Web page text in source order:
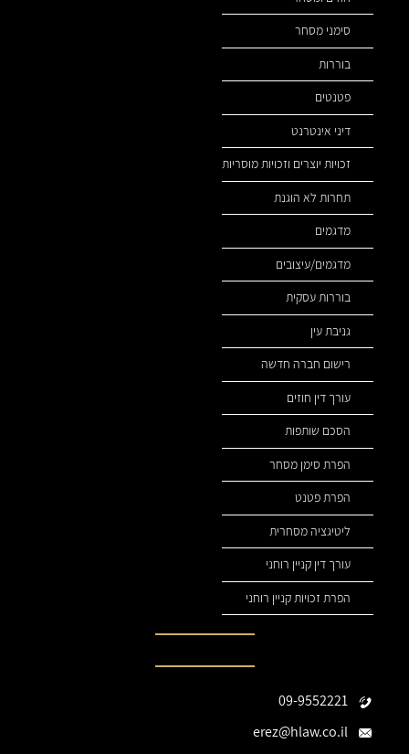
סימני מסחר
בוררות
פטנטים
דיני אינטרנט
זכויות יוצרים וזכויות מוסריות
תחרות לא הוגנת
מדגמים
מדגמים/עיצובים
בוררות עסקית
גניבת עין
רישום חברה חדשה
עורך דין חוזים
הסכם שותפות
הפרת סימן מסחר
הפרת פטנט
ליטיגציה מסחרית
עורך דין קניין רוחני
הפרת זכויות קניין רוחני
09-9552221
erez@hlaw.co.il